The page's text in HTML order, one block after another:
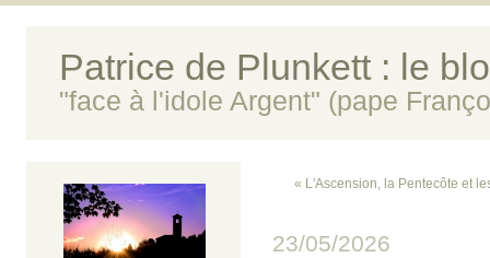
Patrice de Plunkett : le
"face à l'idole Argent" (pape
« L'Ascension, la Pentecôte et
23/05/2026